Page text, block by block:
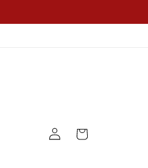
Iniciar
sesión
Carrito